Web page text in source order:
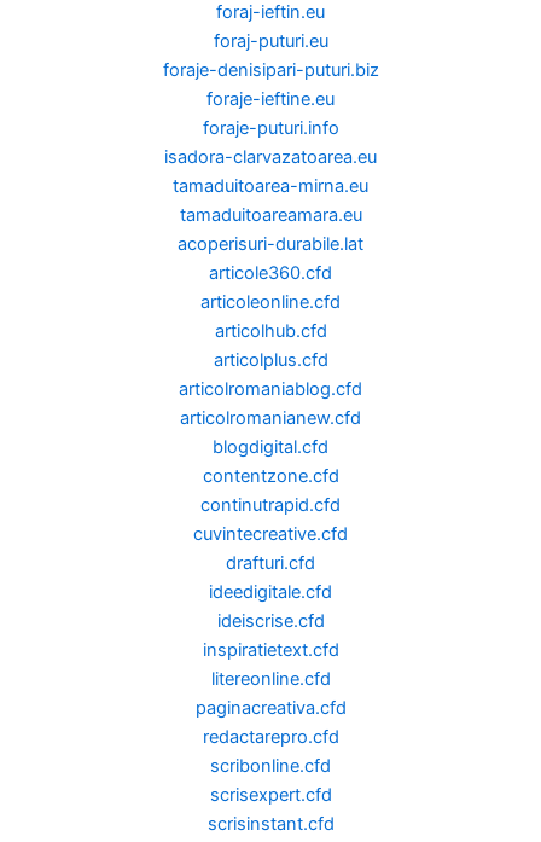
foraj-ieftin.eu
foraj-puturi.eu
foraje-denisipari-puturi.biz
foraje-ieftine.eu
foraje-puturi.info
isadora-clarvazatoarea.eu
tamaduitoarea-mirna.eu
tamaduitoareamara.eu
acoperisuri-durabile.lat
articole360.cfd
articoleonline.cfd
articolhub.cfd
articolplus.cfd
articolromaniablog.cfd
articolromanianew.cfd
blogdigital.cfd
contentzone.cfd
continutrapid.cfd
cuvintecreative.cfd
drafturi.cfd
ideedigitale.cfd
ideiscrise.cfd
inspiratietext.cfd
litereonline.cfd
paginacreativa.cfd
redactarepro.cfd
scribonline.cfd
scrisexpert.cfd
scrisinstant.cfd